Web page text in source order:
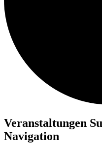
Veranstaltungen
Navigation